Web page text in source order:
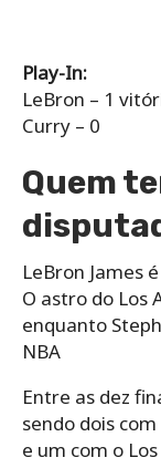
Play-In:
LeBron – 1
Curry – 0
Quem
LeBron James
O astro do Los
enquanto
NBA
Entre as dez
sendo dois
e um com o